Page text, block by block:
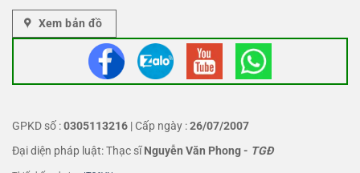
Xem bản đồ
GPKD số :0305113216 | Cấp ngày :26/07/2007
Đại diện pháp luật: Thạc sĩNguyễn Văn Phong- TGĐ